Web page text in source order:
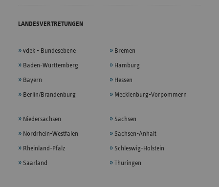
LANDESVERTRETUNGEN
vdek - Bundesebene
Baden-Württemberg
Bayern
Berlin/Brandenburg
Bremen
Hamburg
Hessen
Mecklenburg-Vorpommern
Niedersachsen
Nordrhein-Westfalen
Rheinland-Pfalz
Saarland
Sachsen
Sachsen-Anhalt
Schleswig-Holstein
Thüringen